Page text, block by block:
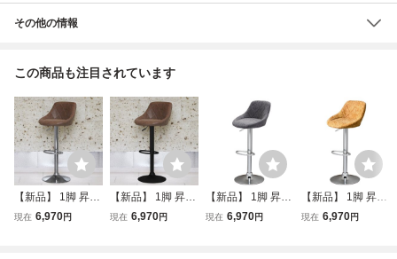
その他の情報
この商品も注目されています
【新品】 1脚 昇降
式カウンターチェ
現在 6,970円
【新品】 1脚 昇降
式カウンターチェ
現在 6,970円
【新品】 1脚 昇降
式カウンターチェ
現在 6,970円
【新品】 1脚 昇降
式カウンターチェ
現在 6,970円